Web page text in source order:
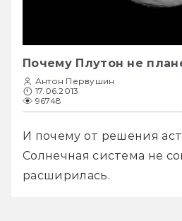
Почему Плутон не
Антон Первушин
17.06.2013
96748
И почему от решения
Солнечная система не
расширилась.